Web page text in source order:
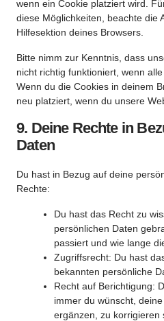
wenn ein Cookie platziert wird.
diese Möglichkeiten, beachte die
Hilfesektion deines Browsers.
Bitte nimm zur Kenntnis, dass
nicht richtig funktioniert, wenn
Wenn du die Cookies in deinem
neu platziert, wenn du unsere
9. Deine Rechte in
Daten
Du hast in Bezug auf deine
Rechte:
Du hast das Recht zu
persönlichen Daten
passiert und wie lange
Zugriffsrecht: Du hast
bekannten persönliche
Recht auf Berichtigung:
immer du wünscht,
ergänzen, zu korrigieren